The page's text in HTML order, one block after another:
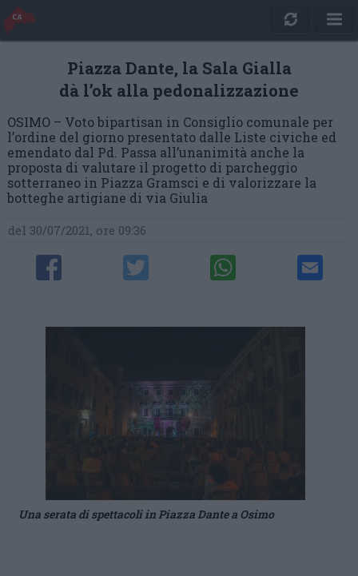
Piazza Dante, la Sala Gialla
dà l’ok alla pedonalizzazione
OSIMO – Voto bipartisan in Consiglio comunale per
l’ordine del giorno presentato dalle Liste civiche ed
emendato dal Pd. Passa all’unanimità anche la
proposta di valutare il progetto di parcheggio
sotterraneo in Piazza Gramsci e di valorizzare la
botteghe artigiane di via Giulia
del 30/07/2021, ore 09:36
Una serata di spettacoli in Piazza Dante a Osimo